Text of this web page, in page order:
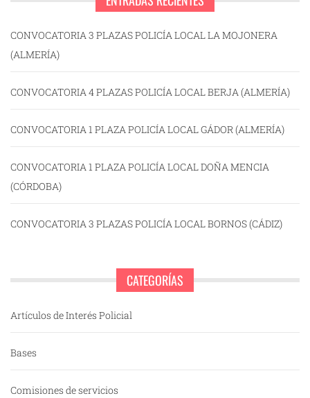
CONVOCATORIA 3 PLAZAS POLICÍA LOCAL LA MOJONERA
(ALMERÍA)
CONVOCATORIA 4 PLAZAS POLICÍA LOCAL BERJA (ALMERÍA)
CONVOCATORIA 1 PLAZA POLICÍA LOCAL GÁDOR (ALMERÍA)
CONVOCATORIA 1 PLAZA POLICÍA LOCAL DOÑA MENCIA
(CÓRDOBA)
CONVOCATORIA 3 PLAZAS POLICÍA LOCAL BORNOS (CÁDIZ)
CATEGORÍAS
Artículos de Interés Policial
Bases
Comisiones de servicios